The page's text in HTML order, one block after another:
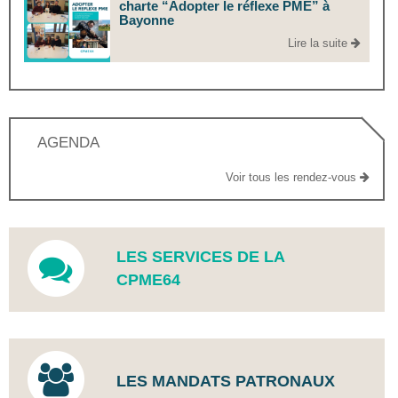
charte “Adopter le réflexe PME” à
Bayonne
Lire la suite
AGENDA
Voir tous les rendez-vous
LES SERVICES DE LA
CPME64
LES MANDATS PATRONAUX